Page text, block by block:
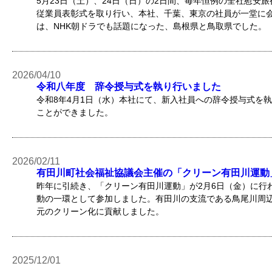
従業員表彰式を取り行い、本社、千葉、東京の社員が一堂に
は、NHK朝ドラでも話題になった、島根県と鳥取県でした。
2026/04/10
令和八年度 辞令授与式を執り行いました
令和8年4月1日（水）本社にて、新入社員への辞令授与式を
ことができました。
2026/02/11
有田川町社会福祉協議会主催の「クリーン有田川運
昨年に引続き、「クリーン有田川運動」が2月6日（金）に行
動の一環として参加しました。有田川の支流である鳥尾川周
元のクリーン化に貢献しました。
2025/12/01